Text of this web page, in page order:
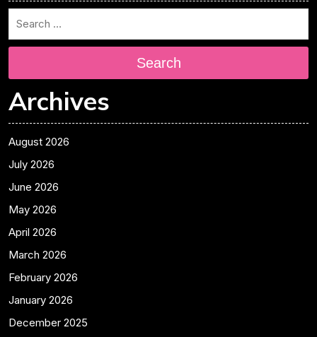
Search
Archives
August 2026
July 2026
June 2026
May 2026
April 2026
March 2026
February 2026
January 2026
December 2025